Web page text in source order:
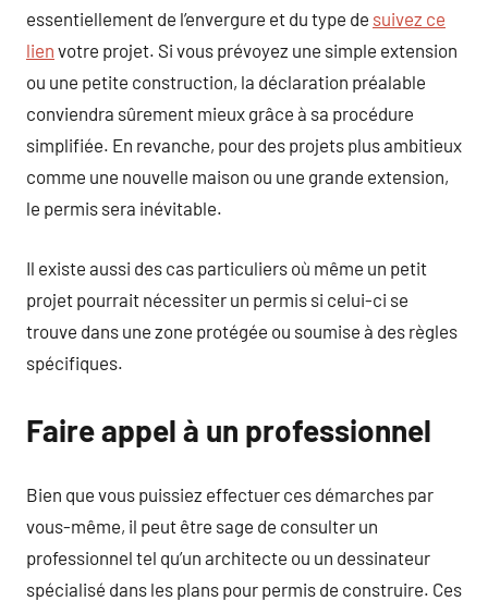
essentiellement de l’envergure et du type de suivez ce
lien votre projet. Si vous prévoyez une simple extension
ou une petite construction, la déclaration préalable
conviendra sûrement mieux grâce à sa procédure
simplifiée. En revanche, pour des projets plus ambitieux
comme une nouvelle maison ou une grande extension,
le permis sera inévitable.
Il existe aussi des cas particuliers où même un petit
projet pourrait nécessiter un permis si celui-ci se
trouve dans une zone protégée ou soumise à des règles
spécifiques.
Faire appel à un professionnel
Bien que vous puissiez effectuer ces démarches par
vous-même, il peut être sage de consulter un
professionnel tel qu’un architecte ou un dessinateur
spécialisé dans les plans pour permis de construire. Ces